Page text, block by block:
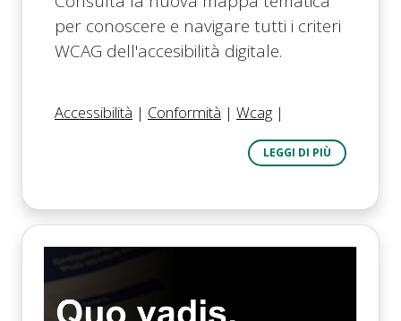
per conoscere e navigare tutti i criteri
WCAG dell'accesibilità digitale.
Accessibilità | Conformità | Wcag |
LEGGI DI PIÙ